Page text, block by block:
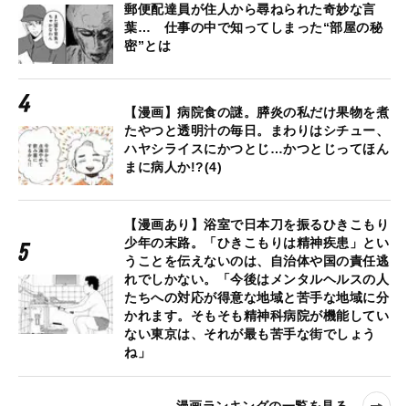
郵便配達員が住人から尋ねられた奇妙な言
葉… 仕事の中で知ってしまった“部屋の秘
密”とは
【漫画】病院食の謎。膵炎の私だけ果物を煮
たやつと透明汁の毎日。まわりはシチュー、
ハヤシライスにかつとじ…かつとじってほん
まに病人か!?(4)
【漫画あり】浴室で日本刀を振るひきこもり
少年の末路。「ひきこもりは精神疾患」とい
うことを伝えないのは、自治体や国の責任逃
れでしかない。「今後はメンタルヘルスの人
たちへの対応が得意な地域と苦手な地域に分
かれます。そもそも精神科病院が機能してい
ない東京は、それが最も苦手な街でしょう
ね」